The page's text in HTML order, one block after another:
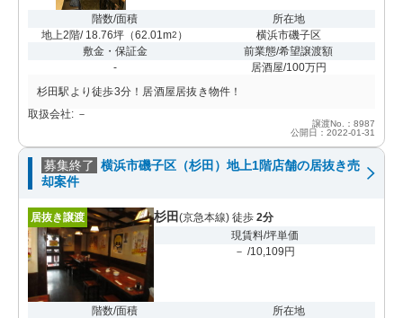
階数/面積
地上2階/ 18.76坪 （62.01m2 ）
所在地
横浜市磯子区
敷金・保証金
-
前業態/希望譲渡額
居酒屋/100万円
杉田駅より徒歩3分！居酒屋居抜き物件！
取扱会社: －
譲渡No.：8987
公開日：2022-01-31
募集終了 横浜市磯子区（杉田）地上1階店舗の居抜き売
却案件
居抜き譲渡 杉田 (京急本線) 徒歩 2分
現賃料/坪単価
－ /10,109円
階数/面積
所在地